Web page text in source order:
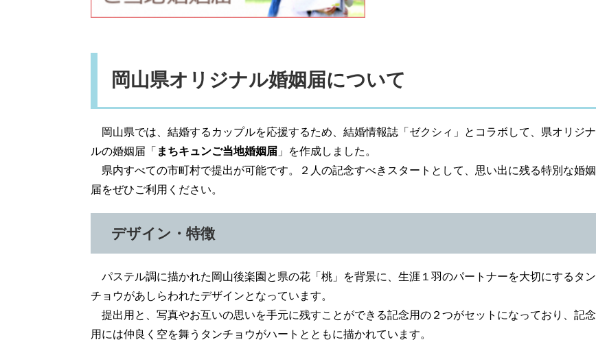
岡山県オリジナル婚姻届について
岡山県では、結婚するカップルを応援するため、結婚情報誌「ゼクシィ」とコラボして、県オリジナ
ルの婚姻届「 まちキュンご当地婚姻届 」を作成しました。
県内すべての市町村で提出が可能です。２人の記念すべきスタートとして、思い出に残る特別な婚姻
届をぜひご利用ください。
デザイン・特徴
パステル調に描かれた岡山後楽園と県の花「桃」を背景に、生涯１羽のパートナーを大切にするタン
チョウがあしらわれたデザインとなっています。
提出用と、写真やお互いの思いを手元に残すことができる記念用の２つがセットになっており、記念
用には仲良く空を舞うタンチョウがハートとともに描かれています。